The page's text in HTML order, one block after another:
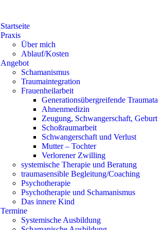
Startseite
Praxis
Über mich
Ablauf/Kosten
Angebot
Schamanismus
Traumaintegration
Frauenheilarbeit
Generationsübergreifende Traumata
Ahnenmedizin
Zeugung, Schwangerschaft, Geburt
Schoßraumarbeit
Schwangerschaft und Verlust
Mutter – Tochter
Verlorener Zwilling
systemische Therapie und Beratung
traumasensible Begleitung/Coaching
Psychotherapie
Psychotherapie und Schamanismus
Das innere Kind
Termine
Systemische Ausbildung